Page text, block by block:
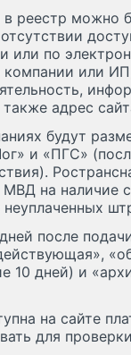
реестр можно
по
или
адрес
будут
и «ПГС»
на наличие
после
10 дней) и
на сайте
для проверки